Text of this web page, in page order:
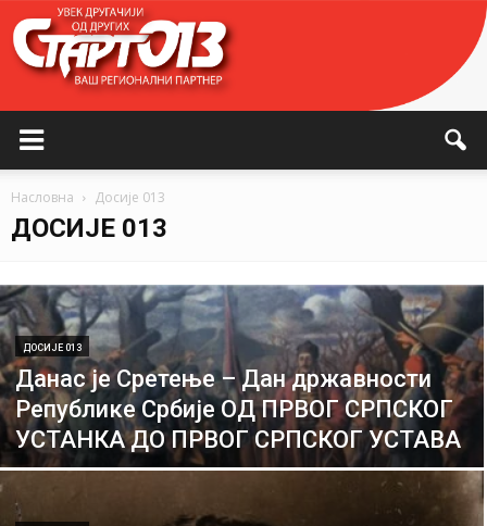
Насловна Досије 013
ДОСИЈЕ 013
ДОСИЈЕ 013
Данас је Сретење – Дан државности
Републике Србије ОД ПРВОГ СРПСКОГ
УСТАНКА ДО ПРВОГ СРПСКОГ УСТАВА